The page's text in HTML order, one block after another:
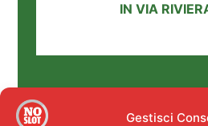
Gestisci
IN VIA